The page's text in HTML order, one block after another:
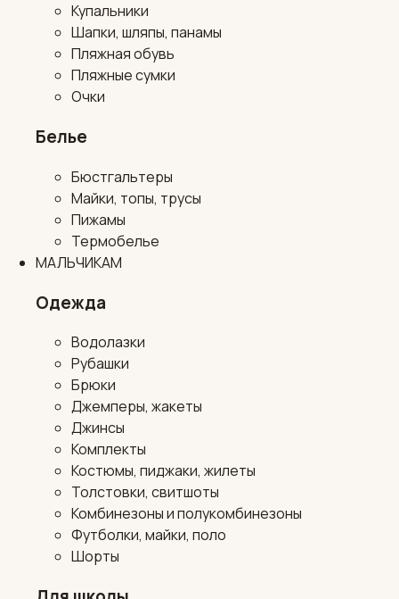
Купальники
Шапки, шляпы, панамы
Пляжная обувь
Пляжные сумки
Очки
Белье
Бюстгальтеры
Майки, топы, трусы
Пижамы
Термобелье
МАЛЬЧИКАМ
Одежда
Водолазки
Рубашки
Брюки
Джемперы, жакеты
Джинсы
Комплекты
Костюмы, пиджаки, жилеты
Толстовки, свитшоты
Комбинезоны и полукомбинезоны
Футболки, майки, поло
Шорты